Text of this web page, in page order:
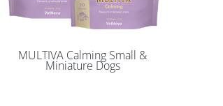
MULTIVA Calming Small &
Miniature Dogs